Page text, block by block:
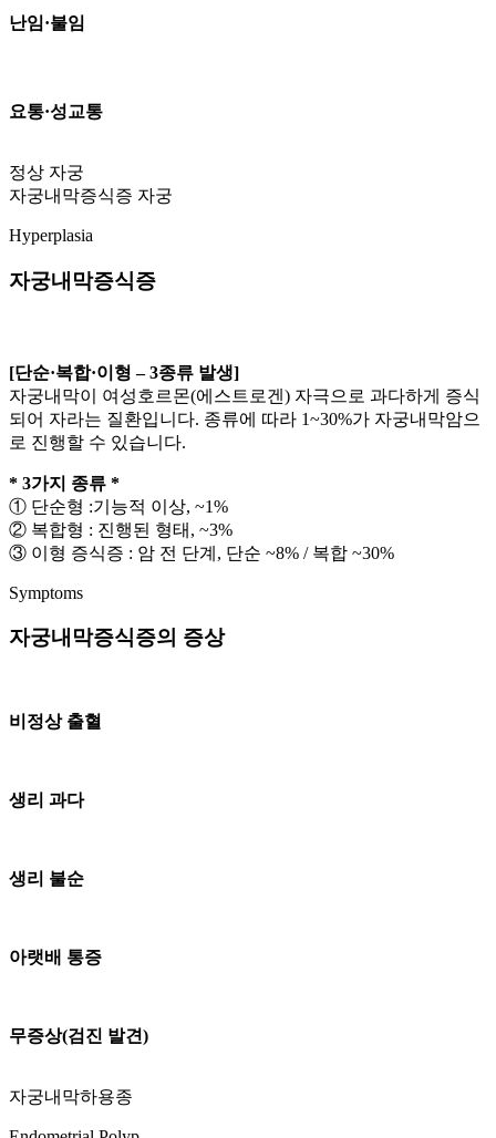
난임·불임
요통·성교통
정상 자궁
자궁내막증식증 자궁
Hyperplasia
자궁내막증식증
[단순·복합·이형 – 3종류 발생]
자궁내막이 여성호르몬(에스트로겐) 자극으로 과다하게 증식
되어 자라는 질환입니다. 종류에 따라 1~30%가 자궁내막암으
로 진행할 수 있습니다.
* 3가지 종류 *
① 단순형 :기능적 이상, ~1%
② 복합형 : 진행된 형태, ~3%
③ 이형 증식증 : 암 전 단계, 단순 ~8% / 복합 ~30%
Symptoms
자궁내막증식증의 증상
비정상 출혈
생리 과다
생리 불순
아랫배 통증
무증상(검진 발견)
자궁내막하용종